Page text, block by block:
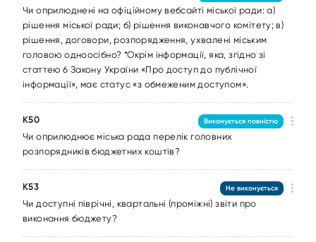
Чи оприлюднені на офіційному вебсайті міської ради: а)
рішення міської ради; б) рішення виконавчого комітету; в)
рішення, договори, розпорядження, ухвалені міським
головою одноосібно? *Окрім інформації, яка, згідно зі
статтею 6 Закону України «Про доступ до публічної
інформації», має статус «з обмеженим доступом».
K50
Чи оприлюднює міська рада перелік головних
розпорядників бюджетних коштів?
Виконується повністю
K53
Чи доступні піврічні, квартальні (проміжні) звіти про
виконання бюджету?
Не виконується